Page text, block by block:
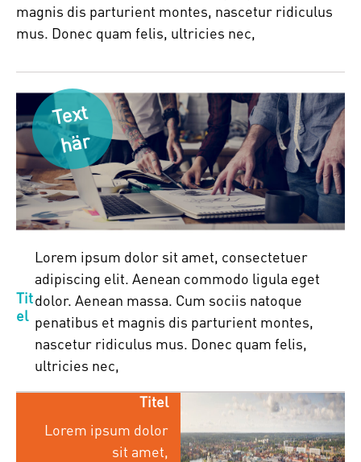
magnis dis parturient montes, nascetur ridiculus
mus. Donec quam felis, ultricies nec,
T
e
xt
h
är
Tit
el
Lorem ipsum dolor sit amet, consectetuer
adipiscing elit. Aenean commodo ligula eget
dolor. Aenean massa. Cum sociis natoque
penatibus et magnis dis parturient montes,
nascetur ridiculus mus. Donec quam felis,
ultricies nec,
Titel
Lorem ipsum dolor
sit amet,